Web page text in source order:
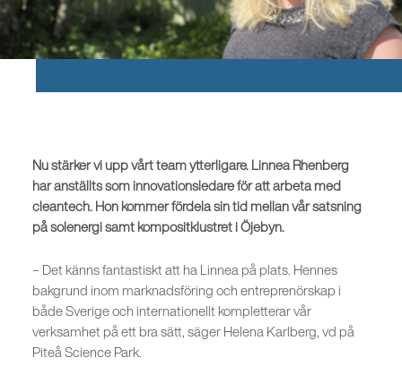
Nu stärker vi upp vårt team ytterligare. Linnea Rhenberg
har anställts som innovationsledare för att arbeta med
cleantech. Hon kommer fördela sin tid mellan vår satsning
på solenergi samt kompositklustret i Öjebyn.
– Det känns fantastiskt att ha Linnea på plats. Hennes
bakgrund inom marknadsföring och entreprenörskap i
både Sverige och internationellt kompletterar vår
verksamhet på ett bra sätt, säger Helena Karlberg, vd på
Piteå Science Park.